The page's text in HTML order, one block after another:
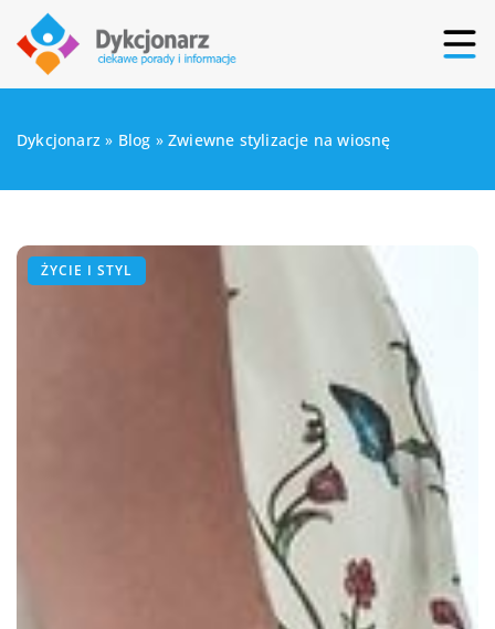
Dykcjonarz » Blog »Zwiewne stylizacje na wiosnę
ŻYCIE I STYL